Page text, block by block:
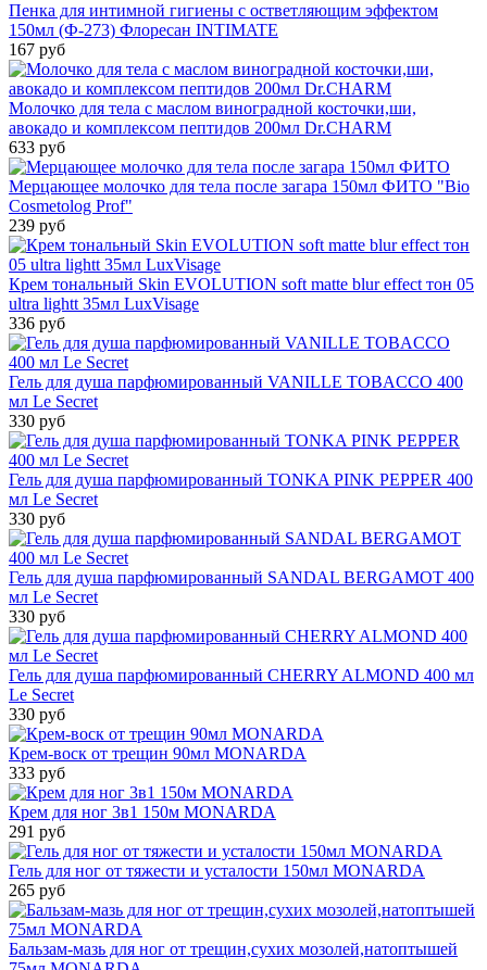
Пенка для интимной гигиены с остветляющим эффектом
150мл (Ф-273) Флоресан INTIMATE
167 руб
Молочко для тела с маслом виноградной косточки,ши,
авокадо и комплексом пептидов 200мл Dr.CHARM
633 руб
Мерцающее молочко для тела после загара 150мл ФИТО "Bio
Cosmetolog Prof"
239 руб
Крем тональный Skin EVOLUTION soft matte blur effect тон 05
ultra lightt 35мл LuxVisage
336 руб
Гель для душа парфюмированный VANILLE TOBACCO 400
мл Le Secret
330 руб
Гель для душа парфюмированный TONKA PINK PEPPER 400
мл Le Secret
330 руб
Гель для душа парфюмированный SANDAL BERGAMOT 400
мл Le Secret
330 руб
Гель для душа парфюмированный CHERRY ALMOND 400 мл
Le Secret
330 руб
Крем-воск от трещин 90мл MONARDA
333 руб
Крем для ног 3в1 150м MONARDA
291 руб
Гель для ног от тяжести и усталости 150мл MONARDA
265 руб
Бальзам-мазь для ног от трещин,сухих мозолей,натоптышей